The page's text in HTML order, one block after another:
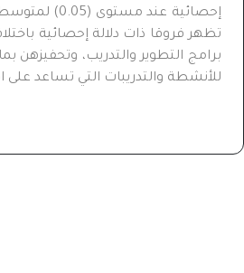
إحصائية عند مستوى (
0.05
)
تظهر فروقا ذات دلالة إحصائية
برامج التطوير والتدريب، وتحفيزهن
للأنشطة والتدريبات التي تساعد